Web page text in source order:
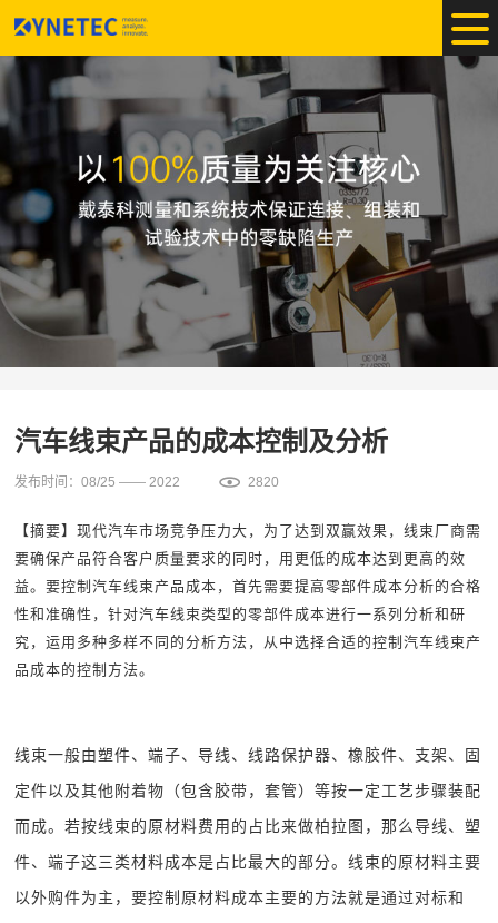
汽车线束产品的成本控制及分析
发布时间：08/25 —— 2022 2820
【摘要】现代汽车市场竞争压力大，为了达到双赢效果，线束厂商需
要确保产品符合客户质量要求的同时，用更低的成本达到更高的效
益。要控制汽车线束产品成本，首先需要提高零部件成本分析的合格
性和准确性，针对汽车线束类型的零部件成本进行一系列分析和研
究，运用多种多样不同的分析方法，从中选择合适的控制汽车线束产
品成本的控制方法。
线束一般由塑件、端子、导线、线路保护器、橡胶件、支架、固
定件以及其他附着物（包含胶带，套管）等按一定工艺步骤装配
而成。若按线束的原材料费用的占比来做柏拉图，那么导线、塑
件、端子这三类材料成本是占比最大的部分。线束的原材料主要
以外购件为主，要控制原材料成本主要的方法就是通过对标和